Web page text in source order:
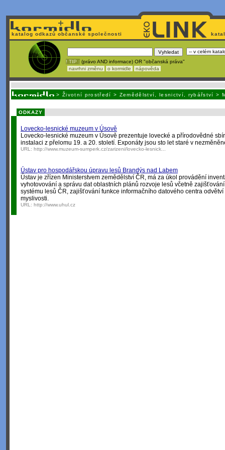
katalog odkazů občanské společnosti
! TIP : (právo AND informace) OR "občanská práva"
navrhni změnu
o kormidle nápověda
> Životní prostředí > Zemědělství, lesnictví, rybářství >
ODKAZY
Lovecko-lesnické muzeum v Úsově
Lovecko-lesnické muzeum v Úsově prezentuje lovecké a přírodovědné
instalaci z přelomu 19. a 20. století. Exponáty jsou sto let staré v
URL: http://www.muzeum-sumperk.cz/zarizeni/lovecko-lesnick...
Ústav pro hospodářskou úpravu lesů Brandýs nad Labem
Ústav je zřízen Ministerstvem zemědělství ČR, má za úkol provádění
vyhotovování a správu dat oblastních plánů rozvoje lesů včetně
systému lesů ČR, zajišťování funkce informačního datového centra
myslivosti.
URL: http://www.uhul.cz